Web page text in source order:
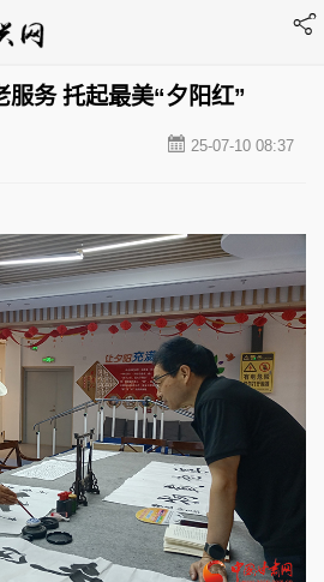
服务 托起最美“夕阳红”
25-07-10 08:37